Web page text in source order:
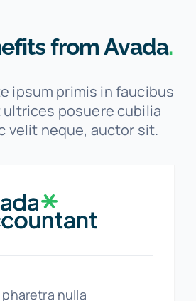
from Avada.
ipsum primis in faucibus
posuere cubilia
velit neque, auctor sit.
pharetra nulla